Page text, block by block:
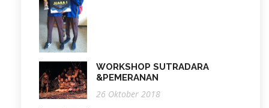
WORKSHOP SUTRADARA
&PEMERANAN
26 Oktober 2018